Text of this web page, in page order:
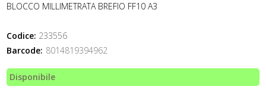
BLOCCO MILLIMETRATA BREFIO FF10 A3
Codice: 233556
Barcode: 8014819394962
Disponibile